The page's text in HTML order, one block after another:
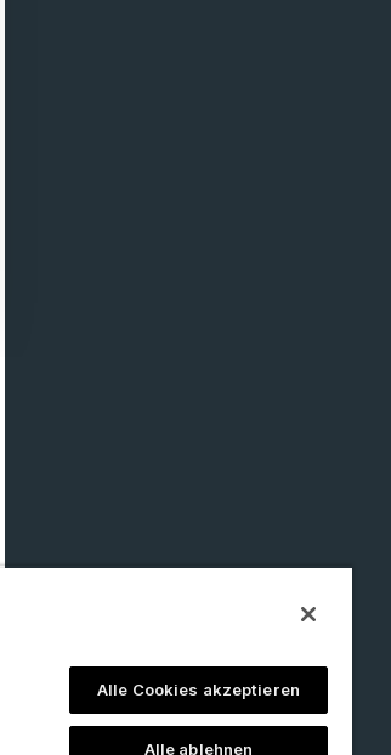
Alle Cookies akzeptieren
Alle ablehnen